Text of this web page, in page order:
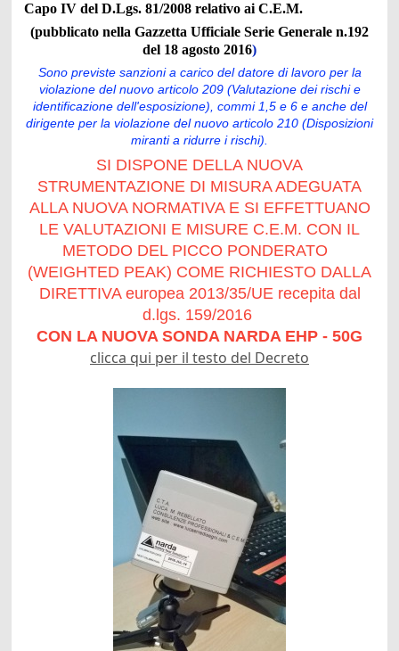
Capo IV del D.Lgs. 81/2008 relativo ai C.E.M.
(pubblicato nella Gazzetta Ufficiale Serie Generale n.192
del 18 agosto 2016)
Sono previste sanzioni a carico del datore di lavoro per la
violazione del nuovo articolo 209 (Valutazione dei rischi e
identificazione dell'esposizione), commi 1,5 e 6 e anche del
dirigente per la violazione del nuovo articolo 210 (Disposizioni
miranti a ridurre i rischi).
SI DISPONE DELLA NUOVA
STRUMENTAZIONE DI MISURA ADEGUATA
ALLA NUOVA NORMATIVA E SI EFFETTUANO
LE VALUTAZIONI E MISURE C.E.M. CON IL
METODO DEL PICCO PONDERATO
(WEIGHTED PEAK) COME RICHIESTO DALLA
DIRETTIVA europea 2013/35/UE recepita dal
d.lgs. 159/2016
CON LA NUOVA SONDA NARDA EHP - 50G
clicca qui per il testo del Decreto